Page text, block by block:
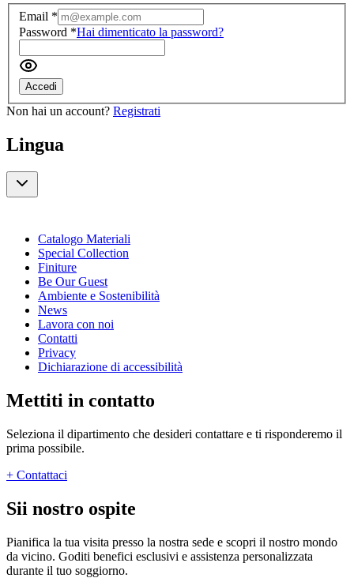
Email *
Password *Hai dimenticato la password?
Accedi
Non hai un account? Registrati
Lingua
Catalogo Materiali
Special Collection
Finiture
Be Our Guest
Ambiente e Sostenibilità
News
Lavora con noi
Contatti
Privacy
Dichiarazione di accessibilità
Mettiti in contatto
Seleziona il dipartimento che desideri contattare e ti risponderemo il
prima possibile.
+ Contattaci
Sii nostro ospite
Pianifica la tua visita presso la nostra sede e scopri il nostro mondo
da vicino. Goditi benefici esclusivi e assistenza personalizzata
durante il tuo soggiorno.